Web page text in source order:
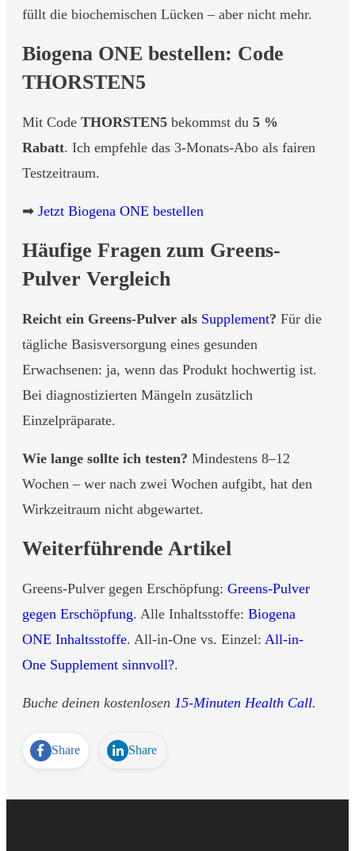
füllt die biochemischen Lücken – aber nicht mehr.
Biogena ONE bestellen: Code
THORSTEN5
Mit Code THORSTEN5 bekommst du 5 %
Rabatt. Ich empfehle das 3-Monats-Abo als fairen
Testzeitraum.
➡ Jetzt Biogena ONE bestellen
Häufige Fragen zum Greens-
Pulver Vergleich
Reicht ein Greens-Pulver als Supplement? Für die
tägliche Basisversorgung eines gesunden
Erwachsenen: ja, wenn das Produkt hochwertig ist.
Bei diagnostizierten Mängeln zusätzlich
Einzelpräparate.
Wie lange sollte ich testen? Mindestens 8–12
Wochen – wer nach zwei Wochen aufgibt, hat den
Wirkzeitraum nicht abgewartet.
Weiterführende Artikel
Greens-Pulver gegen Erschöpfung: Greens-Pulver
gegen Erschöpfung. Alle Inhaltsstoffe: Biogena
ONE Inhaltsstoffe. All-in-One vs. Einzel: All-in-
One Supplement sinnvoll?.
Buche deinen kostenlosen 15-Minuten Health Call.
Share Share